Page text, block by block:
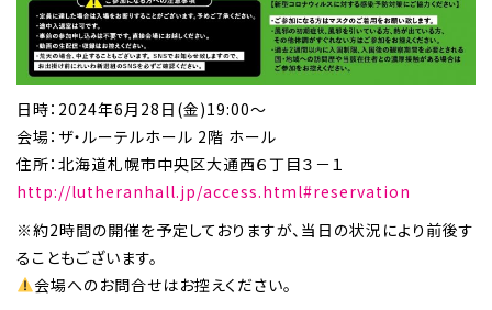
日時：2024年6月28日(金)19:00～
会場：ザ・ルーテルホール 2階 ホール
住所：北海道札幌市中央区大通西６丁目３－１
http://lutheranhall.jp/access.html#reservation
※約2時間の開催を予定しておりますが、当日の状況により前後す
ることもございます。
会場へのお問合せはお控えください。